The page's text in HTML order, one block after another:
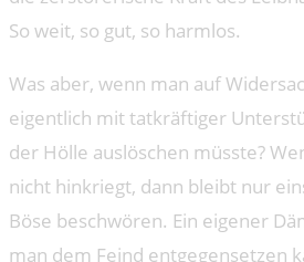
So weit, so gut, so harmlos.
Was aber, wenn man auf
eigentlich mit tatkräftiger
der Hölle auslöschen müsste?
nicht hinkriegt, dann bleibt nur
Böse beschwören. Ein eigener
man dem Feind entgegensetzen